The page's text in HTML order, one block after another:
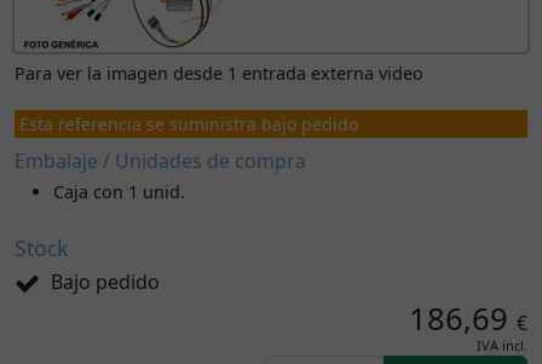
Para ver la imagen desde 1 entrada externa video
Esta referencia se suministra bajo pedido
Embalaje / Unidades de compra
Caja con 1 unid.
Stock
Bajo pedido
186,69 €
IVA incl.